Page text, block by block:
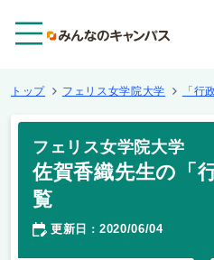
トップ フェリス女学院大学 「行
フェリス女学院大学
佐賀香織先生の「
覧
更新日 ： 2020/06/04